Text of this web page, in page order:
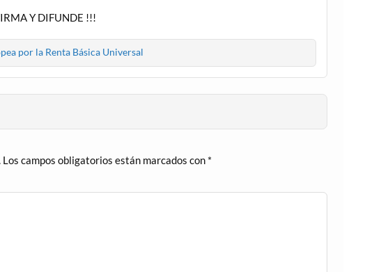
Y DIFUNDE !!!
por la Renta Básica Universal
Los campos obligatorios están marcados con *